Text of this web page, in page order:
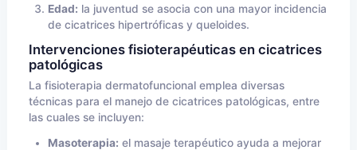
Edad: la juventud se asocia con una mayor incidencia
de cicatrices hipertróficas y queloides.
Intervenciones fisioterapéuticas en cicatrices
patológicas
La fisioterapia dermatofuncional emplea diversas
técnicas para el manejo de cicatrices patológicas, entre
las cuales se incluyen:
Masoterapia: el masaje terapéutico ayuda a mejorar